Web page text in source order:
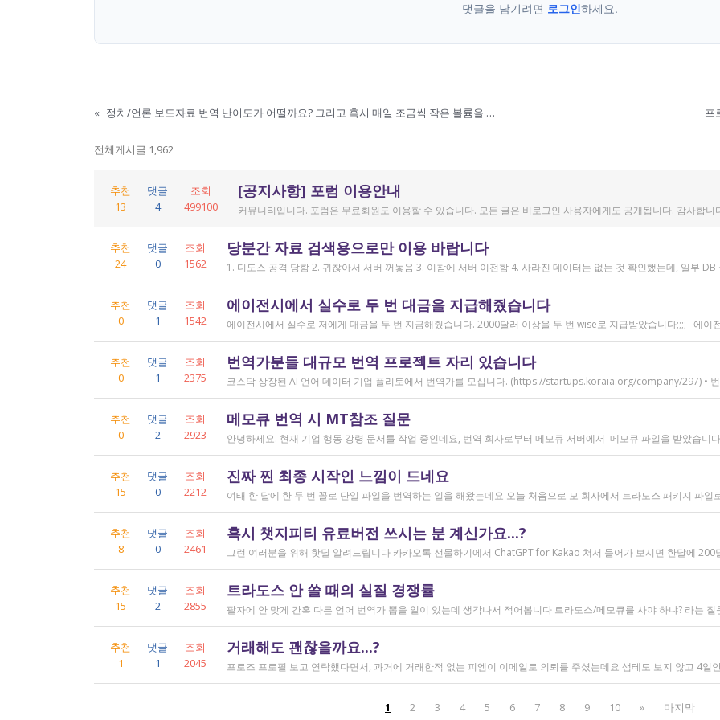
댓글을 남기려면 로그인하세요.
« 정치/언론 보도자료 번역 난이도가 어떨까요? 그리고 혹시 매일 조금씩 작은 볼륨을 주는 곳과 일해보신 분 계신가요? 프
전체게시글 1,962
추천
13
댓글
4
조회
499100
[공지사항] 포럼 이용안내
커뮤니티입니다. 포럼은 무료회원도 이용할 수 있습니다. 모든 글은 비로그인 사용자에게도 공개됩니다. 감사합니
추천
24
댓글
0
조회
1562
당분간 자료 검색용으로만 이용 바랍니다
추천
0
댓글
1
조회
1542
에이전시에서 실수로 두 번 대금을 지급해줬습니다
추천
0
댓글
1
조회
2375
번역가분들 대규모 번역 프로젝트 자리 있습니다
추천
0
댓글
2
조회
2923
메모큐 번역 시 MT참조 질문
추천
15
댓글
0
조회
2212
진짜 찐 최종 시작인 느낌이 드네요
추천
8
댓글
0
조회
2461
혹시 챗지피티 유료버전 쓰시는 분 계신가요...?
추천
15
댓글
2
조회
2855
트라도스 안 쓸 때의 실질 경쟁률
추천
1
댓글
1
조회
2045
거래해도 괜찮을까요...?
1 2 3 4 5 6 7 8 9 10 » 마지막